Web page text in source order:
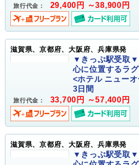
旅行代金： 29,400円 ～38,900円
滋賀県、京都府、大阪府、兵庫県発
▼きっぷ駅受取
心に位置するラ
<ホテル ニュー
3日間
旅行代金： 33,700円 ～57,400円
滋賀県、京都府、大阪府、兵庫県発
▼きっぷ駅受取